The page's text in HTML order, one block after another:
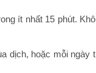
ít nhất 15 phút.
dịch, hoặc mỗi ngày